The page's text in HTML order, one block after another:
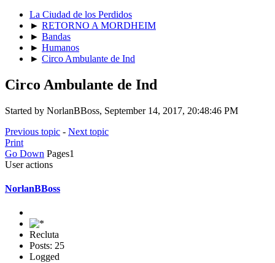
La Ciudad de los Perdidos
► RETORNO A MORDHEIM
► Bandas
► Humanos
► Circo Ambulante de Ind
Circo Ambulante de Ind
Started by NorlanBBoss, September 14, 2017, 20:48:46 PM
Previous topic - Next topic
Print
Go Down Pages1
User actions
NorlanBBoss
Recluta
Posts: 25
Logged